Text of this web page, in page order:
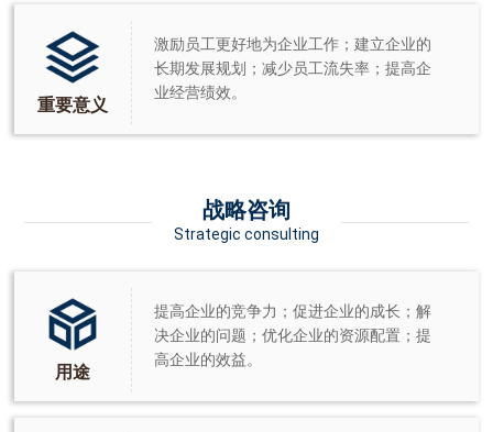
重要意义
激励员工更好地为企业工作；建立企业的
长期发展规划；减少员工流失率；提高企
业经营绩效。
战略咨询
Strategic consulting
用途
提高企业的竞争力；促进企业的成长；解
决企业的问题；优化企业的资源配置；提
高企业的效益。